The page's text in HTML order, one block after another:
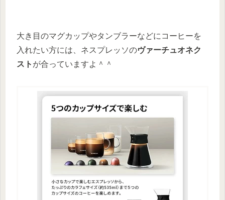
大き目のマグカップやタンブラーなどにコーヒーを
入れたい方には、ネスプレッソのヴァーチュオネク
スト が合っていますよ＾＾